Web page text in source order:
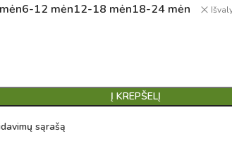
6-12 mėn12-18 mėn18-24 mėn
Į KREPŠELĮ
sąrašą